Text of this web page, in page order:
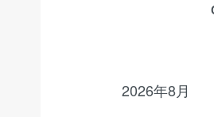
2026年8月